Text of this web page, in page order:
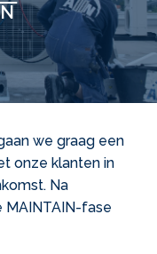
we graag een
onze klanten in
Na
MAINTAIN-fase